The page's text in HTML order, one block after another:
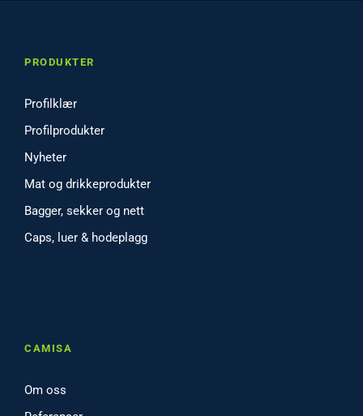
PRODUKTER
Profilklær
Profilprodukter
Nyheter
Mat og drikkeprodukter
Bagger, sekker og nett
Caps, luer & hodeplagg
CAMISA
Om oss